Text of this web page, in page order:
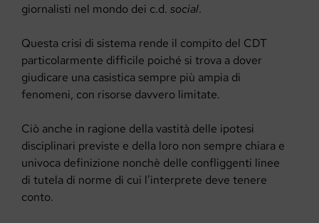
giornalisti nel mondo dei c.d. social.
Questa crisi di sistema rende il compito del CDT
particolarmente difficile poiché si trova a dover
giudicare una casistica sempre più ampia di
fenomeni, con risorse davvero limitate.
Ciò anche in ragione della vastità delle ipotesi
disciplinari previste e della loro non sempre chiara e
univoca definizione nonchè delle confliggenti linee
di tutela di norme di cui l’interprete deve tenere
conto.